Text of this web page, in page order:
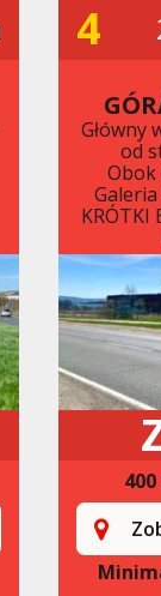
4
Główny
od
Obok
KRÓTKI
400